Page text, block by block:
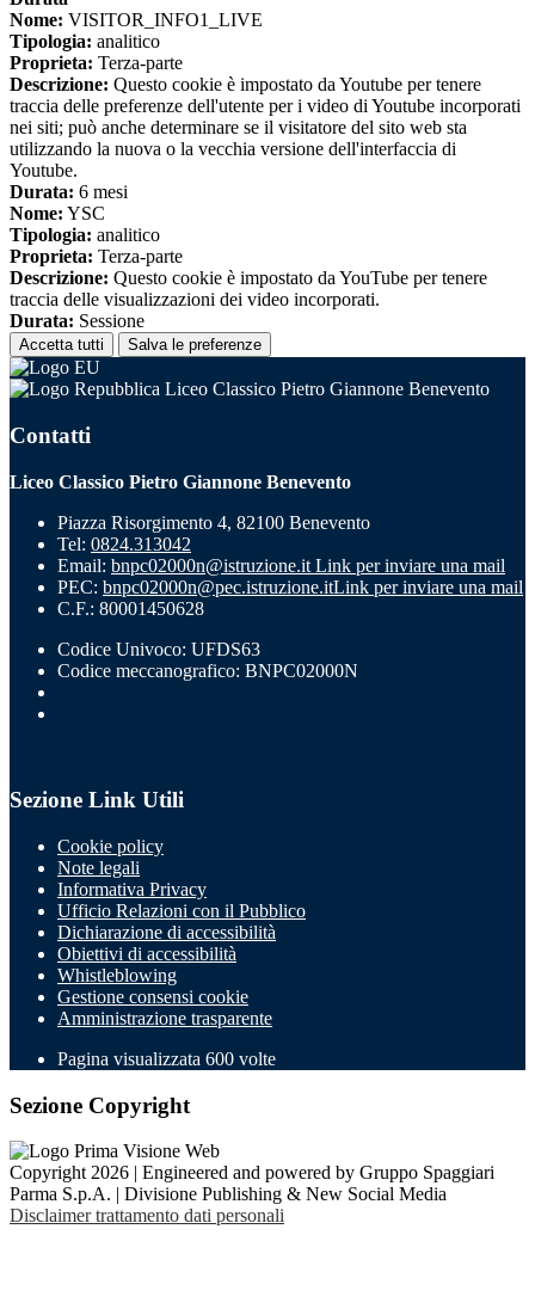
Nome: VISITOR_INFO1_LIVE
Tipologia: analitico
Proprieta: Terza-parte
Descrizione: Questo cookie è impostato da Youtube per tenere
traccia delle preferenze dell'utente per i video di Youtube incorporati
nei siti; può anche determinare se il visitatore del sito web sta
utilizzando la nuova o la vecchia versione dell'interfaccia di
Youtube.
Durata: 6 mesi
Nome: YSC
Tipologia: analitico
Proprieta: Terza-parte
Descrizione: Questo cookie è impostato da YouTube per tenere
traccia delle visualizzazioni dei video incorporati.
Durata: Sessione
Accetta tutti Salva le preferenze
Liceo Classico Pietro Giannone Benevento
Contatti
Liceo Classico Pietro Giannone Benevento
Piazza Risorgimento 4, 82100 Benevento
Tel: 0824.313042
Email: bnpc02000n@istruzione.it Link per inviare una mail
PEC: bnpc02000n@pec.istruzione.itLink per inviare una mail
C.F.: 80001450628
Codice Univoco: UFDS63
Codice meccanografico: BNPC02000N
Sezione Link Utili
Cookie policy
Note legali
Informativa Privacy
Ufficio Relazioni con il Pubblico
Dichiarazione di accessibilità
Obiettivi di accessibilità
Whistleblowing
Gestione consensi cookie
Amministrazione trasparente
Pagina visualizzata 600 volte
Sezione Copyright
Copyright 2026 | Engineered and powered by Gruppo Spaggiari
Parma S.p.A. | Divisione Publishing & New Social Media
Disclaimer trattamento dati personali